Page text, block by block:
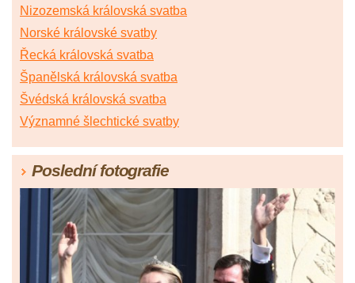
Nizozemská královská svatba
Norské královské svatby
Řecká královská svatba
Španělská královská svatba
Švédská královská svatba
Významné šlechtické svatby
Poslední fotografie